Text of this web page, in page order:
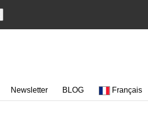
Newsletter BLOG Français